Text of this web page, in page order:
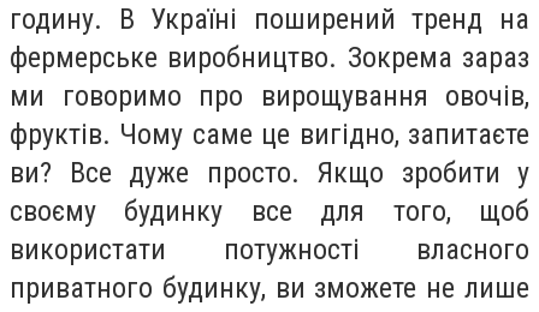
годину. В Україні поширений тренд на
фермерське виробництво. Зокрема зараз
ми говоримо про вирощування овочів,
фруктів. Чому саме це вигідно, запитаєте
ви? Все дуже просто. Якщо зробити у
своєму будинку все для того, щоб
використати потужності власного
приватного будинку, ви зможете не лише